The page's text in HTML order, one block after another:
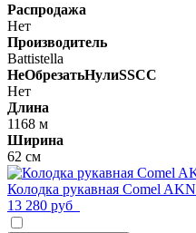
Распродажа
Нет
Производитель
Battistella
НеОбрезатьНулиSSCC
Нет
Длина
1168 м
Ширина
62 см
Колодка рукавная Comel
13 280 руб